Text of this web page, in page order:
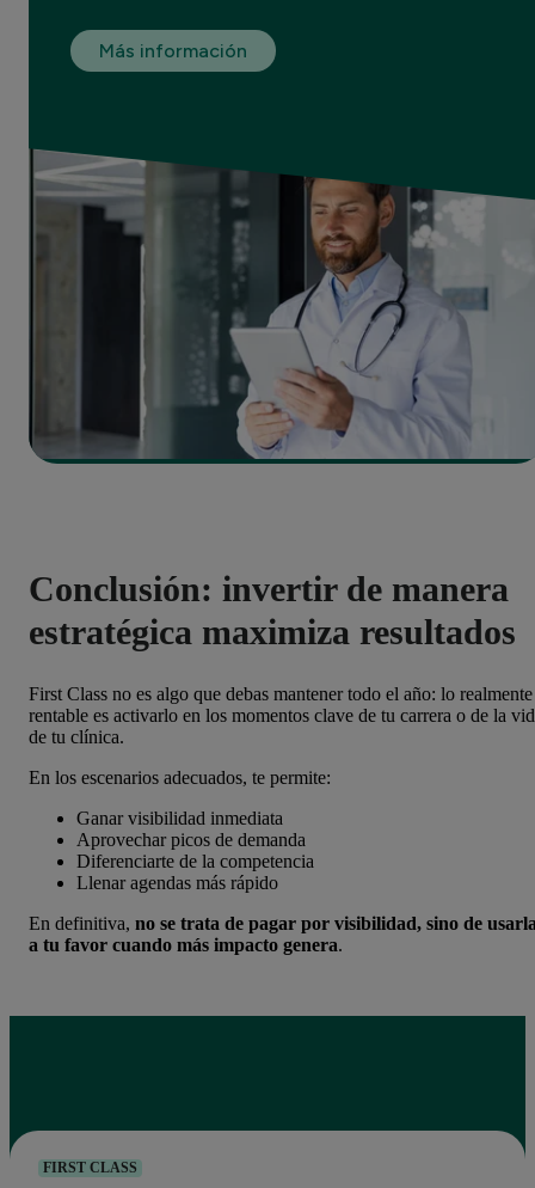
Más información
Conclusión: invertir de manera
estratégica maximiza resultados
First Class no es algo que debas mantener todo el año: lo realmente
rentable es activarlo en los momentos clave de tu carrera o de la
de tu clínica.
En los escenarios adecuados, te permite:
Ganar visibilidad inmediata
Aprovechar picos de demanda
Diferenciarte de la competencia
Llenar agendas más rápido
En definitiva, no se trata de pagar por visibilidad, sino de
a tu favor cuando más impacto genera.
FIRST CLASS